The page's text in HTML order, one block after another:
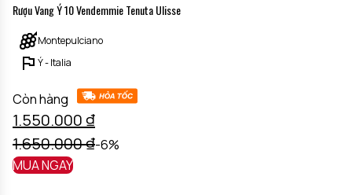
Rượu Vang Ý 10 Vendemmie Tenuta Ulisse
Montepulciano
Ý - Italia
Còn hàng
1.550.000₫
1.650.000₫-6%
MUA NGAY